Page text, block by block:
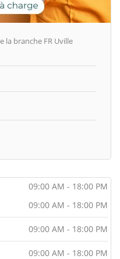
la branche FR Uville
09:00 AM - 18:00 PM
09:00 AM - 18:00 PM
09:00 AM - 18:00 PM
09:00 AM - 18:00 PM